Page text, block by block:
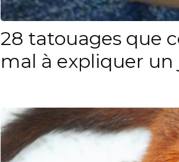
28 tatouages que
mal à expliquer un